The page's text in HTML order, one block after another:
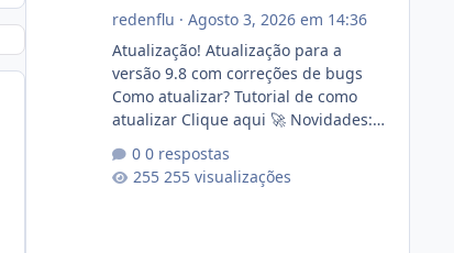
redenflu · Agosto 3, 2026 em 14:36
Atualização! Atualização para a
versão 9.8 com correções de bugs
Como atualizar? Tutorial de como
atualizar Clique aqui 🚀 Novidades:
publico para consulta de sub.dominio
autorizado a usasr o isistem:
0 respostas
255 visualizações